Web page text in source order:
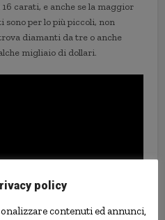
carati, e anche se la maggior
per lo più piccoli, non
diamanti da tre o anche
migliaio di dollari.
policy
contenuti ed annunci,